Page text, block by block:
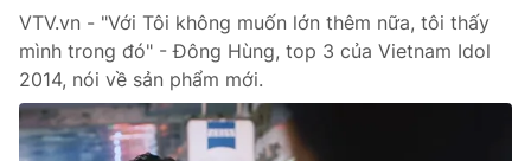
VTV.vn - "Với Tôi không muốn lớn thêm nữa, tôi thấy
mình trong đó" - Đông Hùng, top 3 của Vietnam Idol
2014, nói về sản phẩm mới.